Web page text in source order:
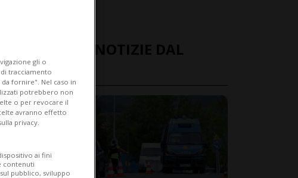
ULTIME NOTIZIE DAL
MONDO
gli o
tracciamento
fornire". Nel caso in
potrebbero non
o per revocare il
avranno effetto
privacy.
ai fini
contenuti
pubblico, sviluppo